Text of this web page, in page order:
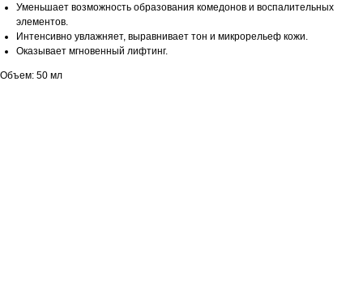
Уменьшает возможность образования комедонов и воспалительных
элементов.
Интенсивно увлажняет, выравнивает тон и микрорельеф кожи.
Оказывает мгновенный лифтинг.
Объем: 50 мл